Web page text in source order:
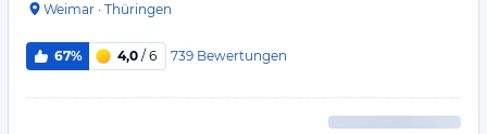
Weimar · Thüringen
67% 4,0 / 6 739 Bewertungen